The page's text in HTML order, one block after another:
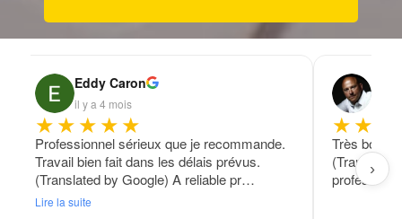
Eddy Caron
il y a 4 mois
★★★★★
Professionnel sérieux que je recommande.
Travail bien fait dans les délais prévus.
(Translated by Google) A reliable pr…
Lire la suite
Très bon
›